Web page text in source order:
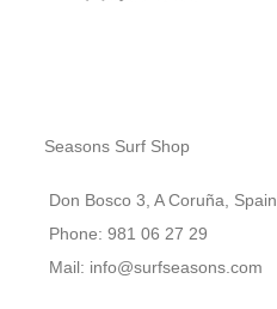
Seasons Surf Shop
Don Bosco 3, A Coruña, Spain
Phone: 981 06 27 29
Mail: info@surfseasons.com